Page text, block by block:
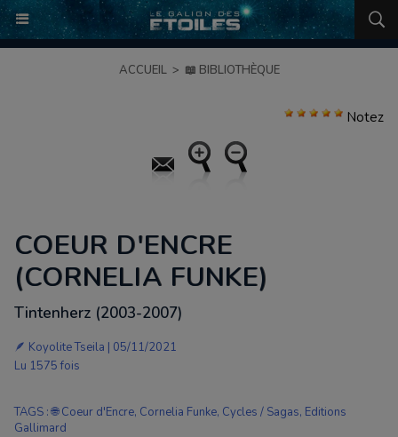
ACCUEIL > 📖 BIBLIOTHÈQUE
Notez
COEUR D'ENCRE
(CORNELIA FUNKE)
Tintenherz (2003-2007)
🪶 Koyolite Tseila | 05/11/2021
Lu 1575 fois
TAGS :🌐 Coeur d'Encre, Cornelia Funke, Cycles / Sagas, Editions
Gallimard